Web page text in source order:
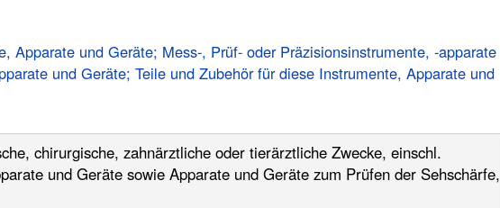
Apparate und Geräte; Mess-, Prüf- oder Präzisionsinstrumente, -apparate
und Geräte; Teile und Zubehör für diese Instrumente, Apparate und
chirurgische, zahnärztliche oder tierärztliche Zwecke, einschl.
und Geräte sowie Apparate und Geräte zum Prüfen der Sehschärfe,